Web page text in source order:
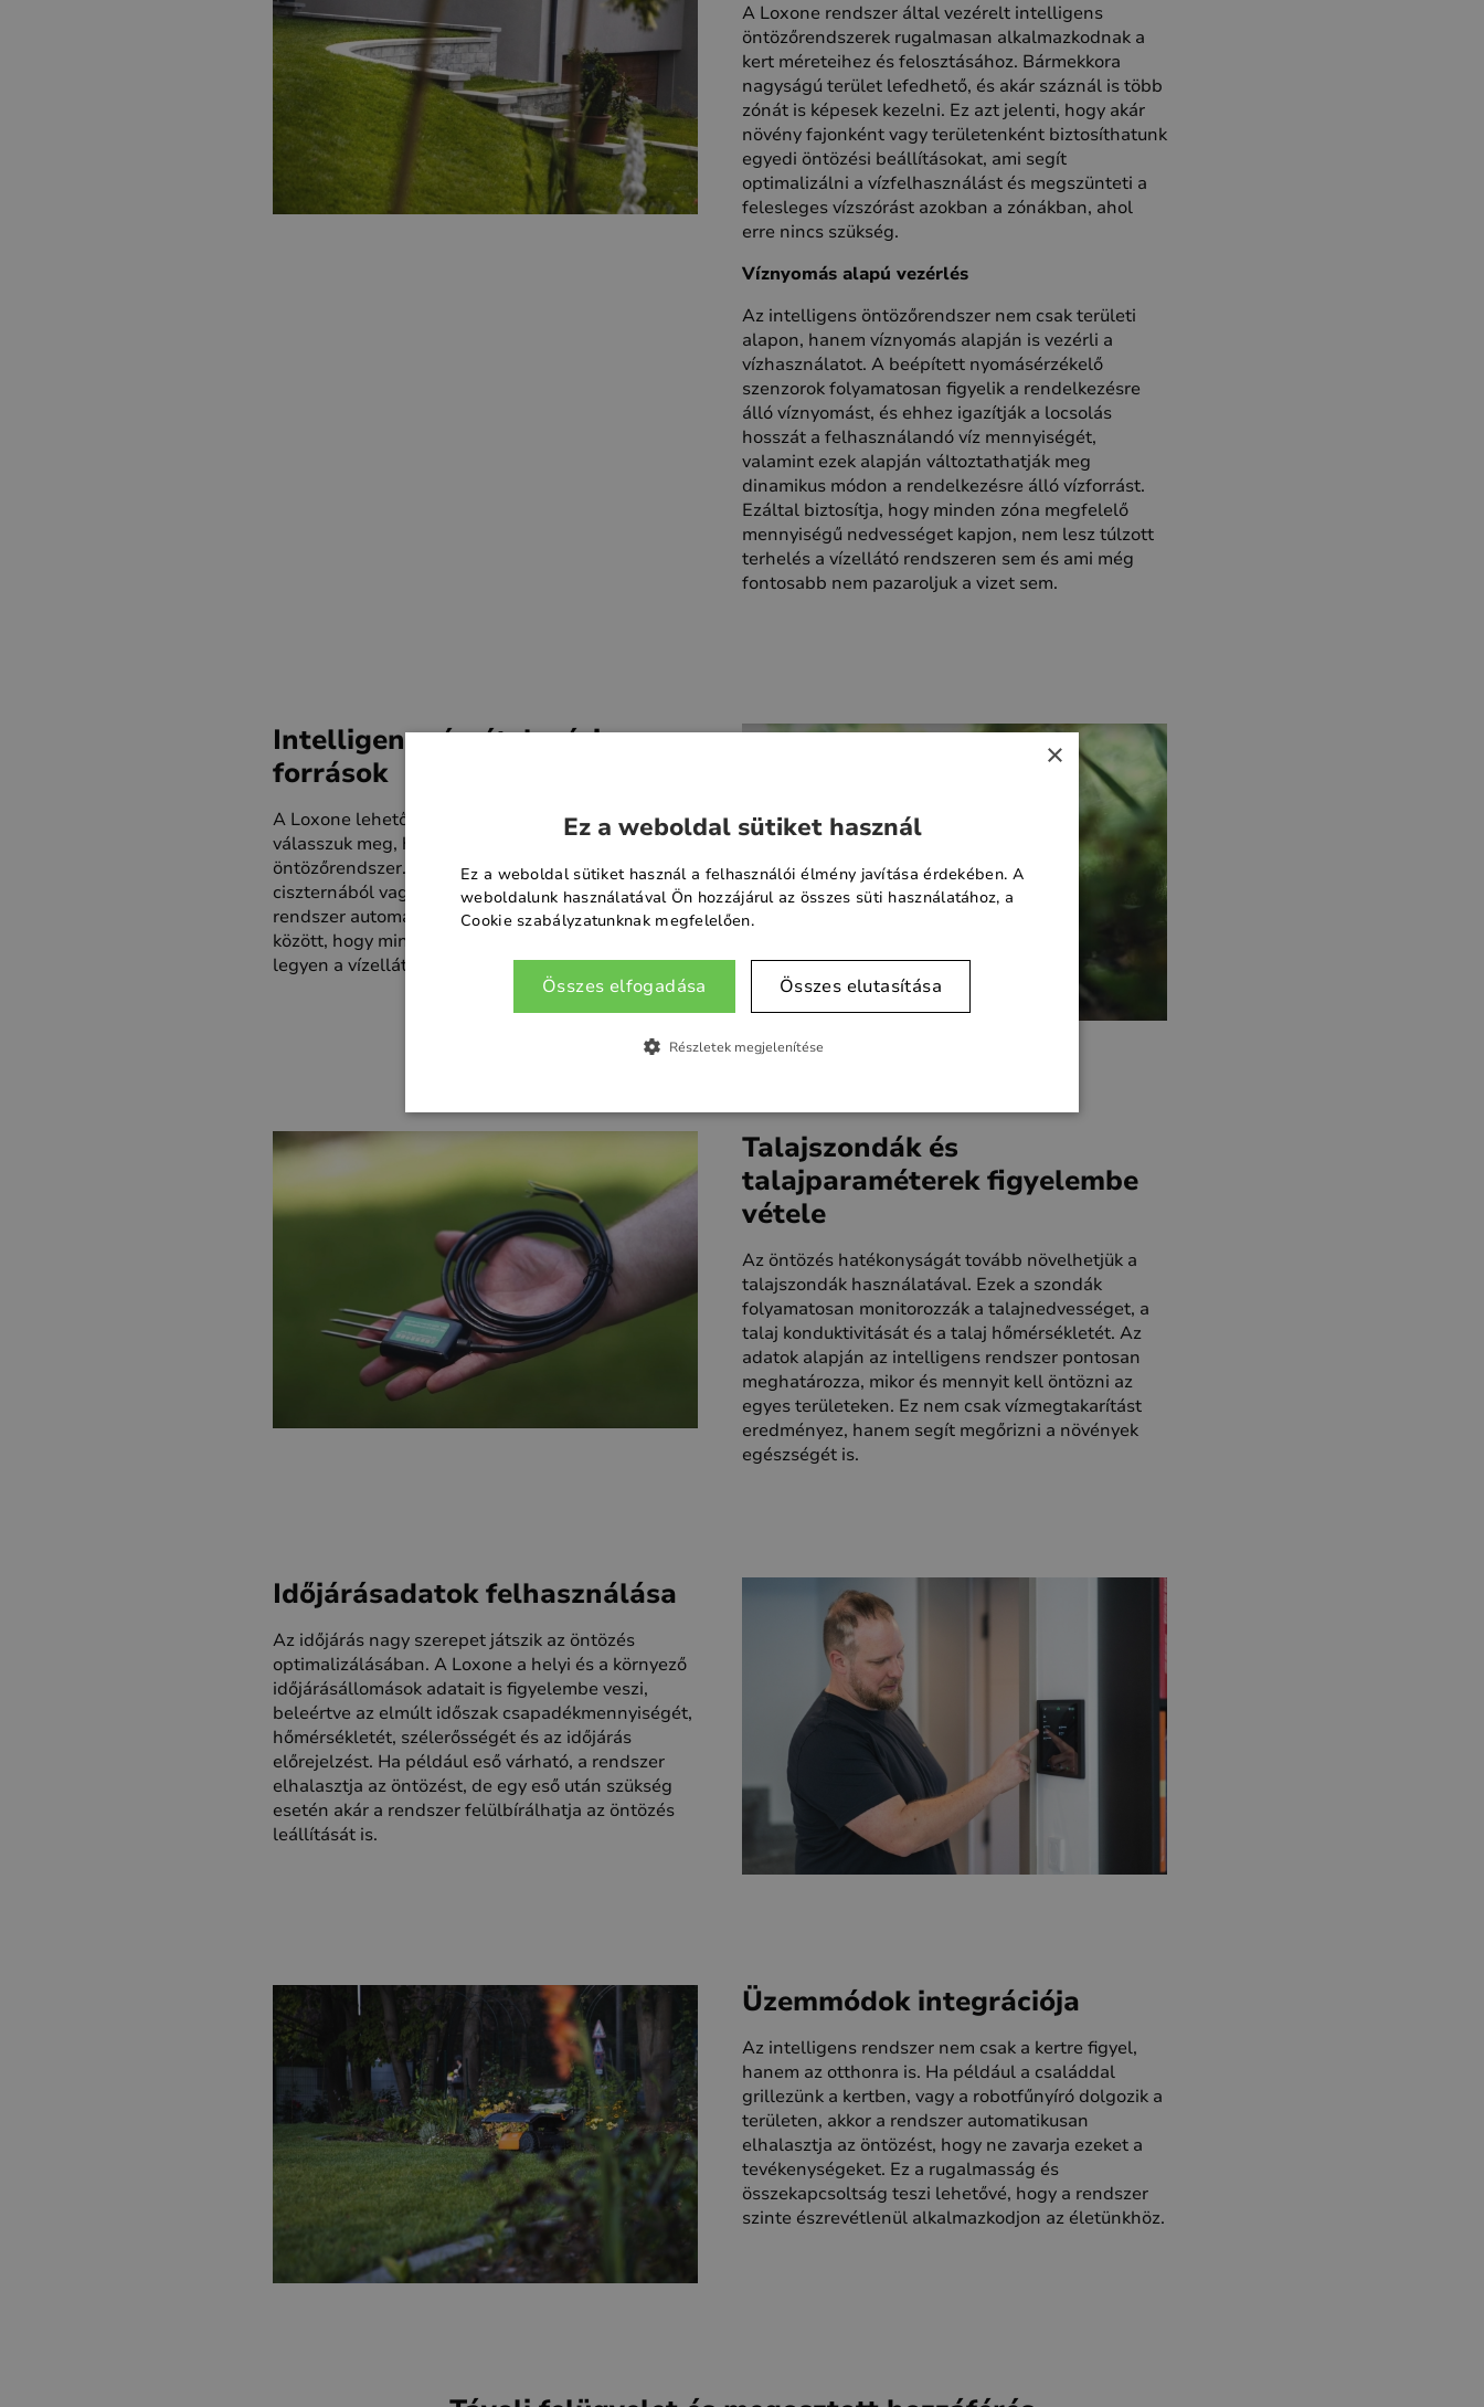
A Loxone rendszer által vezérelt intelligens
öntözőrendszerek rugalmasan alkalmazkodnak a
kert méreteihez és felosztásához. Bármekkora
nagyságú terület lefedhető, és akár száznál is több
zónát is képesek kezelni. Ez azt jelenti, hogy akár
növény fajonként vagy területenként biztosíthatunk
egyedi öntözési beállításokat, ami segít
optimalizálni a vízfelhasználást és megszünteti a
felesleges vízszórást azokban a zónákban, ahol
erre nincs szükség.
Víznyomás alapú vezérlés
Az intelligens öntözőrendszer nem csak területi
alapon, hanem víznyomás alapján is vezérli a
vízhasználatot. A beépített nyomásérzékelő
szenzorok folyamatosan figyelik a rendelkezésre
álló víznyomást, és ehhez igazítják a locsolás
hosszát a felhasználandó víz mennyiségét,
valamint ezek alapján változtathatják meg
dinamikus módon a rendelkezésre álló vízforrást.
Ezáltal biztosítja, hogy minden zóna megfelelő
mennyiségű nedvességet kapjon, nem lesz túlzott
terhelés a vízellátó rendszeren sem és ami még
fontosabb nem pazaroljuk a vizet sem.
Intelligens vízvételezési
források
A Loxone lehetővé teszi, hogy intelligensen
válasszuk meg, hogy melyik vízforrást használja az
öntözőrendszer. Használhatunk kútból,
ciszternából vagy akár vezetékes vízből is, és a
rendszer automatikusan vált az elérhető források
között, hogy mindig a lehető legoptimálisabb
legyen a vízellátás.
Talajszondák és
talajparaméterek figyelembe
vétele
Az öntözés hatékonyságát tovább növelhetjük a
talajszondák használatával. Ezek a szondák
folyamatosan monitorozzák a talajnedvességet, a
talaj konduktivitását és a talaj hőmérsékletét. Az
adatok alapján az intelligens rendszer pontosan
meghatározza, mikor és mennyit kell öntözni az
egyes területeken. Ez nem csak vízmegtakarítást
eredményez, hanem segít megőrizni a növények
egészségét is.
Időjárásadatok felhasználása
Az időjárás nagy szerepet játszik az öntözés
optimalizálásában. A Loxone a helyi és a környező
időjárásállomások adatait is figyelembe veszi,
beleértve az elmúlt időszak csapadékmennyiségét,
hőmérsékletét, szélerősségét és az időjárás
előrejelzést. Ha például eső várható, a rendszer
elhalasztja az öntözést, de egy eső után szükség
esetén akár a rendszer felülbírálhatja az öntözés
leállítását is.
Üzemmódok integrációja
Az intelligens rendszer nem csak a kertre figyel,
hanem az otthonra is. Ha például a családdal
grillezünk a kertben, vagy a robotfűnyíró dolgozik a
területen, akkor a rendszer automatikusan
elhalasztja az öntözést, hogy ne zavarja ezeket a
tevékenységeket. Ez a rugalmasság és
összekapcsoltság teszi lehetővé, hogy a rendszer
szinte észrevétlenül alkalmazkodjon az életünkhöz.
×
Ez a weboldal sütiket használ
Ez a weboldal sütiket használ a felhasználói élmény javítása érdekében. A
weboldalunk használatával Ön hozzájárul az összes süti használatához, a
Cookie szabályzatunknak megfelelően.
Összes elfogadása Összes elutasítása
Részletek megjelenítése